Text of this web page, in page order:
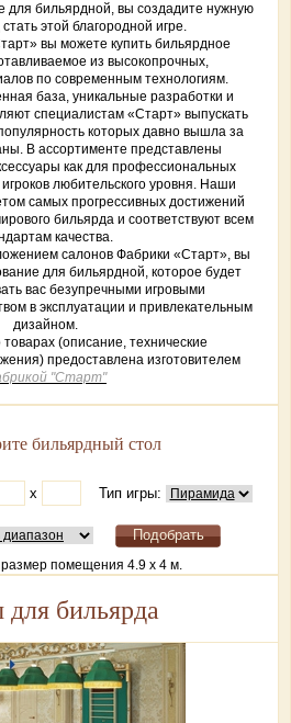
для бильярдной, вы создадите нужную
этой благородной игре.
вы можете купить бильярдное
из высокопрочных,
по современным технологиям.
база, уникальные разработки и
специалистам «Старт» выпускать
которых давно вышла за
В ассортименте представлены
как для профессиональных
любительского уровня. Наши
самых прогрессивных достижений
бильярда и соответствуют всем
качества.
салонов Фабрики «Старт», вы
для бильярдной, которое будет
вас безупречными игровыми
в эксплуатации и привлекательным
дизайном.
(описание, технические
предоставлена изготовителем
"Старт"
бильярдный стол
х Тип игры:
помещения 4.9 х 4 м.
бильярда